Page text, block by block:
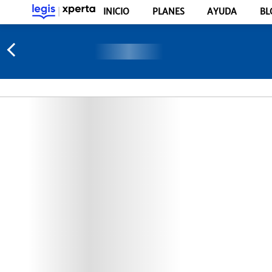
INICIO PLANES AYUDA